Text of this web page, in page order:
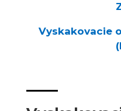
Vyskakovacie